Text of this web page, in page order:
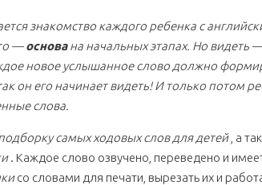
знакомство каждого ребенка с
—основана начальных этапах. Но видеть
новое услышанное слово должно
он его начинает видеть! И только потом
слова.
самых ходовых слов для детей, а
. Каждое слово озвучено, переведено и
со словами для печати, вырезать их и